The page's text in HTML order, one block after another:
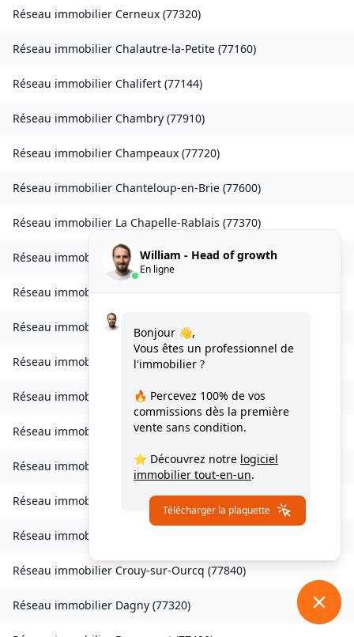
Réseau immobilier Cerneux (77320)
Réseau immobilier Chalautre-la-Petite (77160)
Réseau immobilier Chalifert (77144)
Réseau immobilier Chambry (77910)
Réseau immobilier Champeaux (77720)
Réseau immobilier Chanteloup-en-Brie (77600)
Réseau immobilier La Chapelle-Rablais (77370)
Réseau immobilierLes Chapelles-Bourbon(77610)
Réseau immobilierCharmentray(77410)
Réseau immobilierCharny(77410)
Réseau immobilier Chessy(77700)
Réseau immobilier Combs-la-Ville( 77380 )
Réseau immobilier Compans (77290)
Réseau immobilier Condé-Sainte-Libiaire ( 77450)
Réseau immobilier Coupvray
Réseau immobilier
Réseau immobilier Crouy-sur-Ourcq (77840)
Réseau immobilier Dagny (77320)
William - Head of growth
En ligne
Bonjour 👋,
Vous êtes un professionnel de
l'immobilier ?
🔥 Percevez 100% de vos
commissions dès la première
vente sans condition.
⭐ Découvrez notre logiciel
immobilier tout-en-un.
Télécharger la plaquette